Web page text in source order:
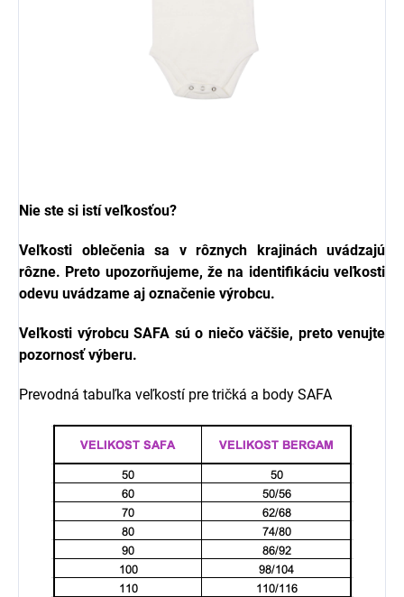
Nie ste si istí veľkosťou?
Veľkosti oblečenia sa v rôznych krajinách uvádzajú
rôzne. Preto upozorňujeme, že na identifikáciu veľkosti
odevu uvádzame aj označenie výrobcu.
Veľkosti výrobcuSAFA sú o niečo väčšie, preto venujte
pozornosť výberu.
Prevodná tabuľka veľkostí pre tričká a body SAFA